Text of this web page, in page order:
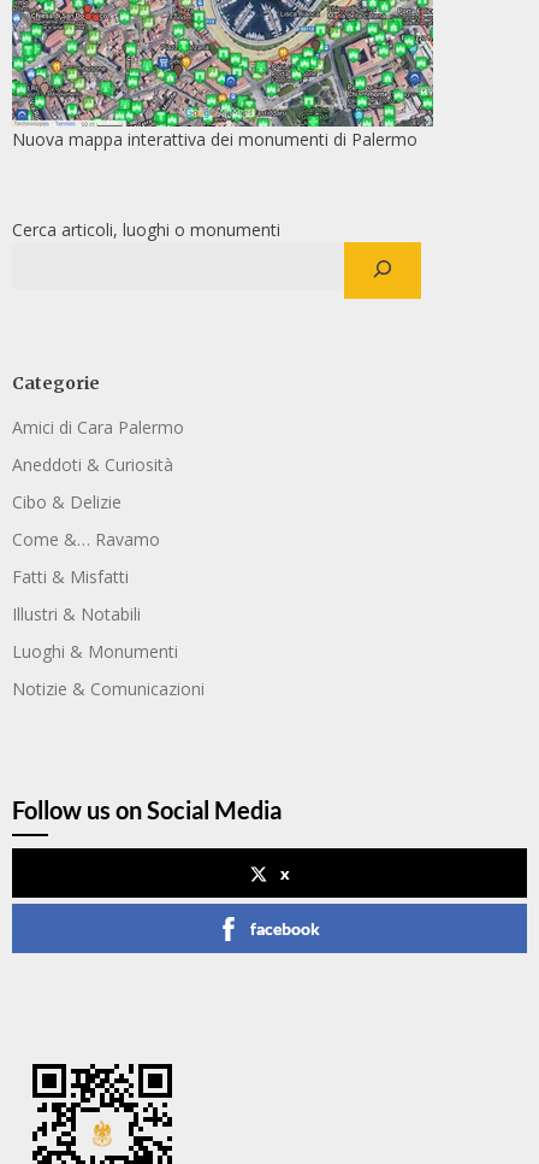
Nuova mappa interattiva dei monumenti di Palermo
Cerca articoli, luoghi o monumenti
Categorie
Amici di Cara Palermo
Aneddoti & Curiosità
Cibo & Delizie
Come &… Ravamo
Fatti & Misfatti
Illustri & Notabili
Luoghi & Monumenti
Notizie & Comunicazioni
Follow us on Social Media
x
facebook